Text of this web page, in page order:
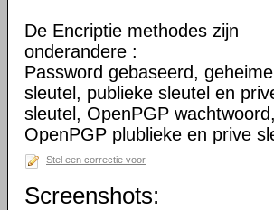
De Encriptie methodes zijn
onderandere :
Password gebaseerd, geheime
sleutel, publieke sleutel en
sleutel, OpenPGP wachtwoord,
OpenPGP plublieke en prive
Stel een correctie voor
Screenshots: